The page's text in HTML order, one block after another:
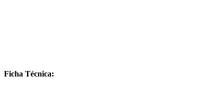
Ficha Técnica: